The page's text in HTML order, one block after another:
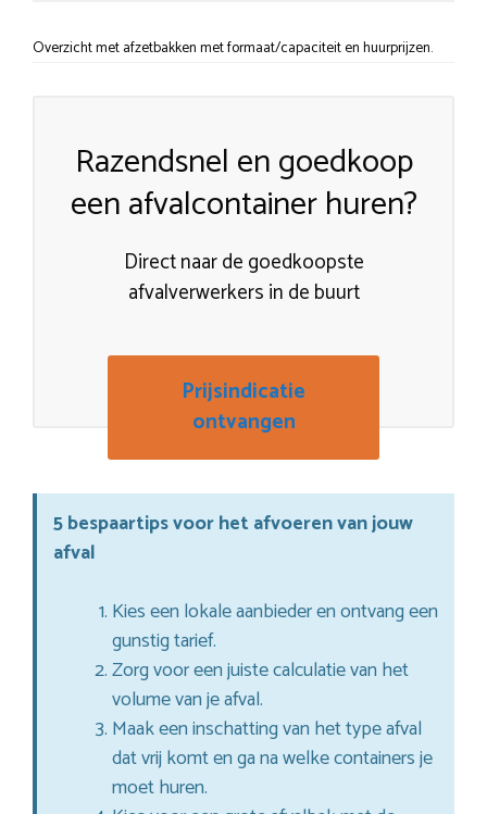
Overzicht met afzetbakken met formaat/capaciteit en huurprijzen.
Razendsnel en goedkoop
een afvalcontainer huren?
Direct naar de goedkoopste
afvalverwerkers in de buurt
Prijsindicatie
ontvangen
5 bespaartips voor het afvoeren van jouw
afval
Kies een lokale aanbieder en ontvang een
gunstig tarief.
Zorg voor een juiste calculatie van het
volume van je afval.
Maak een inschatting van het type afval
dat vrij komt en ga na welke containers je
moet huren.